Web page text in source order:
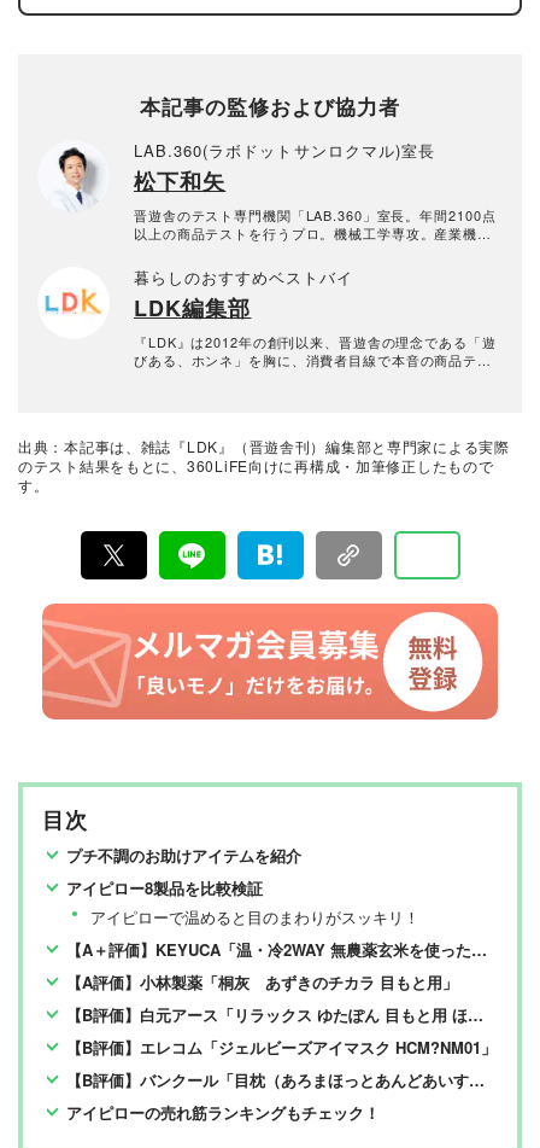
本記事の監修および協力者
LAB.360(ラボドットサンロクマル)室長
松下和矢
晋遊舎のテスト専門機関「LAB.360」室長。年間2100点
以上の商品テストを行うプロ。機械工学専攻。産業機械
を経て、民間の試験機関で多くの商品テストに従事。テ
スト方法の立案から試験デザイン、試験装置の製作、テ
スト実施まで一貫した商品テストを手がける。日用雑貨
品や家電製品が専門。テスト方法の妥当性を担保しつ
つ、誰が見ても一目で結果が分かるビジュアル性を伴う
手法を心がけている。趣味はプラモデル作り。
暮らしのおすすめベストバイ
LDK編集部
『LDK』は2012年の創刊以来、晋遊舎の理念である「遊
びある、ホンネ」を胸に、消費者目線で本音の商品テス
て見つけた「本当に良いもの」と「お役立ち情報」を厳
選してあなたにお届け。編集長・高橋咲彩を中心に、11
出典：本記事は、雑誌『LDK』（晋遊舎刊）編集部と専門家による実際
のテスト結果をもとに、360LiFE向けに再構成・加筆修正したもので
す。
目次
プチ不調のお助けアイテムを紹介
アイピロー8製品を比較検証
アイピローで温めると目のまわりがスッキリ！
【A＋評価】KEYUCA「温・冷2WAY 無農薬玄米を使ったリラックスピロー」
【A評価】小林製薬「桐灰 あずきのチカラ 目もと用」
【B評価】白元アース「リラックス ゆたぽん 目もと用 ほぐれる温蒸気」
【B評価】エレコム「ジェルビーズアイマスク HCM?NM01」
【B評価】バンクール「目枕（あろまほっとあんどあいすあいぴろー）」
アイピローの売れ筋ランキングもチェック！